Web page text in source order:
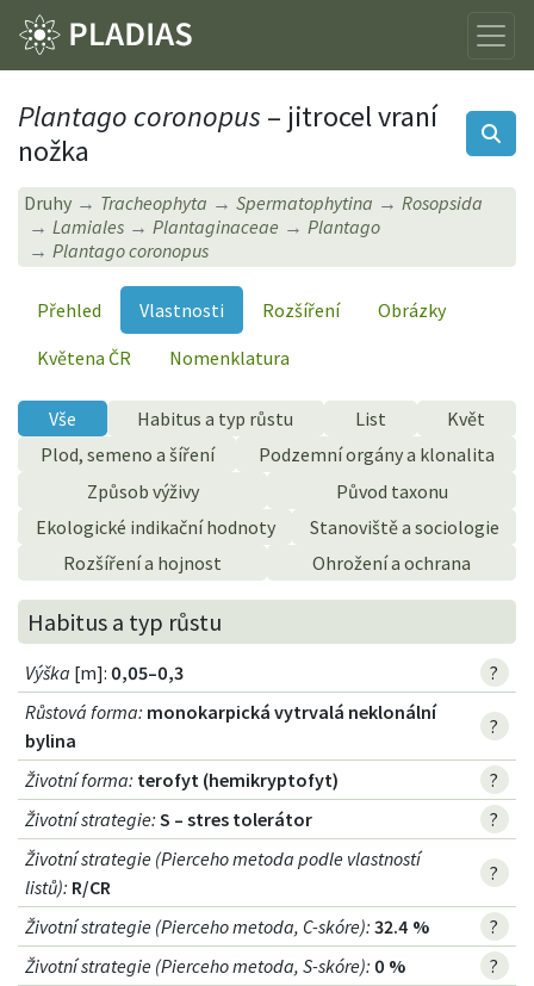
Plantago coronopus – jitrocel vraní
nožka
Druhy Tracheophyta Spermatophytina
Rosopsida
Lamiales
Plantaginaceae
Plantago
Plantago coronopus
Přehled Vlastnosti Rozšíření
Obrázky
Květena ČR
Nomenklatura
Vše Habitus a typ růstu List
Květ
Plod, semeno a šíření
Podzemní orgány a klonalita
Způsob výživy
Původ taxonu
Ekologické indikační hodnoty
Stanoviště a sociologie
Rozšíření a hojnost
Ohrožení a ochrana
Habitus a typ růstu
Výška [m]: 0,05–0,3
?
Růstová forma: monokarpická vytrvalá neklonální
bylina
?
Životní forma: terofyt (hemikryptofyt)
?
Životní strategie: S – stres tolerátor
?
Životní strategie (Pierceho metoda podle vlastností
listů): R/CR
?
Životní strategie (Pierceho metoda, C-skóre): 32.4 %
?
Životní strategie (Pierceho metoda, S-skóre): 0 %
?